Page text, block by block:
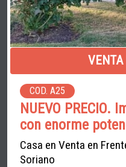
COD. A25
NUEVO PRECIO.
con enorme
Casa en Venta en
Soriano